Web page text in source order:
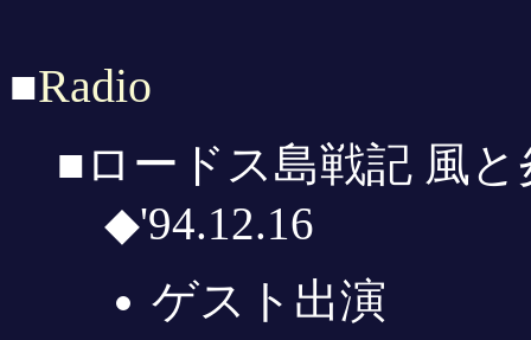
■Radio
■ロードス島戦記 風
◆'94.12.16
ゲスト出演